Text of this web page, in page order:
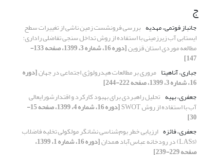
ج
جانباز فوتمی، مهدیه بررسی فرونشست زمین ناشی از تغییرات سطح
ایستابی آب زیرزمینی با استفاده از روش تداخل سنجی تفاضلی راداری:
مطالعه موردی استان قزوین [دوره 16، شماره 3، 1399، صفحه 133-
147]
جباری، آناهیتا مروری بر مطالعات هیدرولوژی اجتماعی در جهان[دوره
16، شماره 3، 1399، صفحه 222-244]
جعفری، بهیه تحلیل راهبردی برای بهبود کارکرد و اقتدارشورایعالی
آب با استفاده از روش SWOT [دوره 16، شماره 4، 1399، صفحه 15-
30]
جعفری، فائزه ارزیابی خطر بوم‌شناسی نشانگر مولکولی تخلیه فاضلاب
(LASs) در رودخانه‌‌ عباس‌آباد همدان [دوره 16، شماره 1، 1399،
صفحه 229-239]